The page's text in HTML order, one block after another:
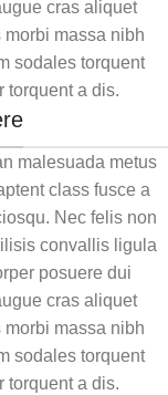
cras aliquet
massa nibh
sodales torquent
torquent a dis.
malesuada metus
class fusce a
Nec felis non
convallis ligula
posuere dui
cras aliquet
massa nibh
sodales torquent
torquent a dis.